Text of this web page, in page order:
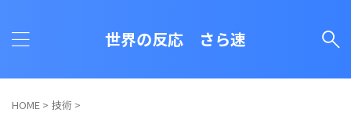
世界の反応 さら速
HOME > 技術 >